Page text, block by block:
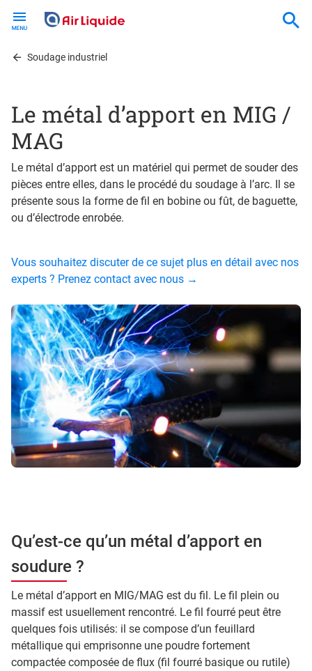
contentSoudage industriel
Le métal d’apport en MIG /
MAG
Le métal d’apport est un matériel qui permet de souder des
pièces entre elles, dans le procédé du soudage à l’arc. Il se
présente sous la forme de fil en bobine ou fût, de baguette,
ou d’électrode enrobée.
Vous souhaitez discuter de ce sujet plus en détail avec nos
experts ? Prenez contact avec nous →
Qu’est-ce qu’un métal d’apport en
soudure ?
Le métal d’apport en MIG/MAG est du fil. Le fil plein ou
massif est usuellement rencontré. Le fil fourré peut être
quelques fois utilisés: il se compose d’un feuillard
métallique qui emprisonne une poudre fortement
compactée composée de flux (fil fourré basique ou rutile)